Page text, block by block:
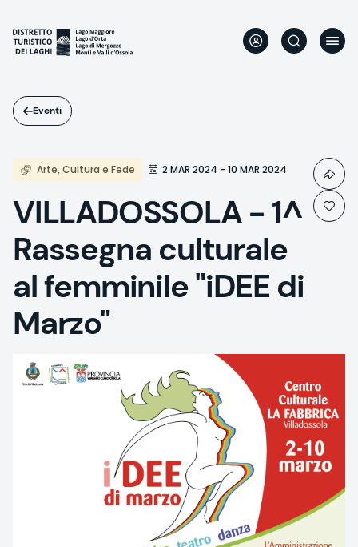
contenuto
principale
Eventi
Arte, Cultura e Fede 2 MAR 2024 - 10 MAR 2024
VILLADOSSOLA - 1^
Rassegna culturale
al femminile "iDEE di
Marzo"